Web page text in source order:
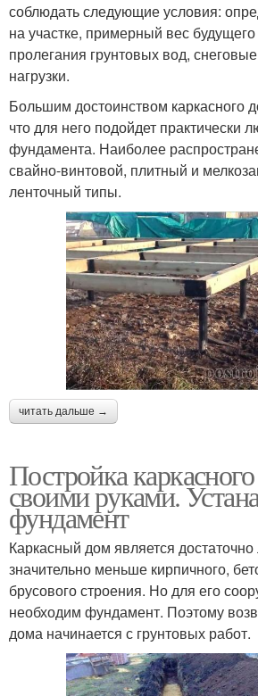
соблюдать следующие условия:
на участке, примерный вес
пролегания грунтовых вод,
нагрузки.
Большим достоинством каркасного
что для него подойдет практически
фундамента. Наиболее
свайно-винтовой, плитный и
ленточный типы.
читать дальше →
Постройка
своими руками.
фундамент
Каркасный дом является
значительно меньше кирпичного,
брусового строения. Но для его
необходим фундамент. Поэтому
дома начинается с грунтовых работ.